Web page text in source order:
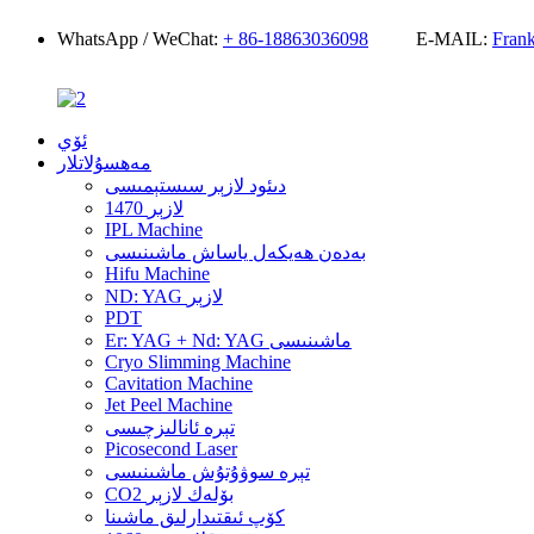
WhatsApp / WeChat: + 86-18863036098 E-MAIL:
ئۆي
مەھسۇلاتلار
دىئود لازېر سىستېمىسى
1470 لازېر
IPL Machine
بەدەن ھەيكەل ياساش ماشىنىسى
Hifu Machine
ND: YAG لازېر
PDT
Er: YAG + Nd: YAG ماشىنىسى
Cryo Slimming Machine
Cavitation Machine
Jet Peel Machine
تېرە ئانالىزچىسى
Picosecond Laser
تېرە سوۋۇتۇش ماشىنىسى
CO2 بۆلەك لازېر
كۆپ ئىقتىدارلىق ماشىنا